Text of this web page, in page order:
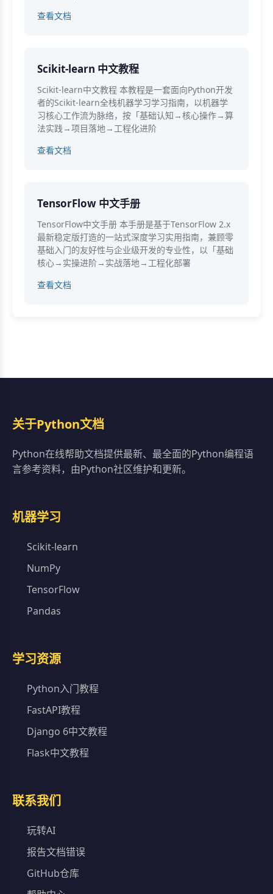
查看文档
Scikit-learn 中文教程
Scikit-learn中文教程 本教程是一套面向Python开发
者的Scikit-learn全栈机器学习学习指南，以机器学
习核心工作流为脉络，按「基础认知→核心操作→算
法实践→项目落地→工程化进阶
查看文档
TensorFlow 中文手册
TensorFlow中文手册 本手册是基于TensorFlow 2.x
最新稳定版打造的一站式深度学习实用指南，兼顾零
基础入门的友好性与企业级开发的专业性，以「基础
核心→实操进阶→实战落地→工程化部署
查看文档
关于Python文档
Python在线帮助文档提供最新、最全面的Python编程语
言参考资料，由Python社区维护和更新。
机器学习
Scikit-learn
NumPy
TensorFlow
Pandas
学习资源
Python入门教程
FastAPI教程
Django 6中文教程
Flask中文教程
联系我们
玩转AI
报告文档错误
GitHub仓库